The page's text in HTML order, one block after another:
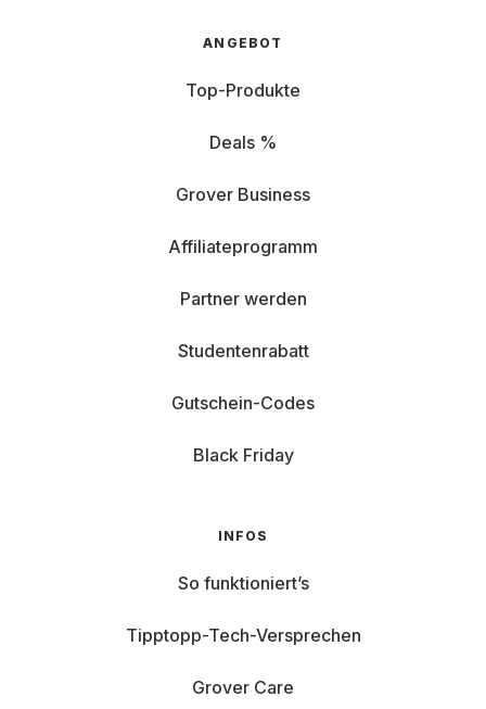
ANGEBOT
Top-Produkte
Deals %
Grover Business
Affiliateprogramm
Partner werden
Studentenrabatt
Gutschein-Codes
Black Friday
INFOS
So funktioniert’s
Tipptopp-Tech-Versprechen
Grover Care